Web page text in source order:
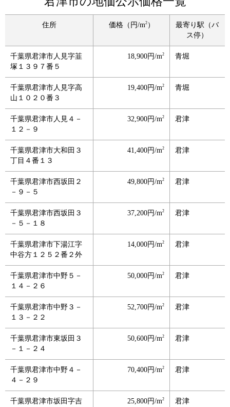
住所 価格（円/m2）
最寄り駅（バ
ス停）
千葉県君津市人見字韮
塚１３９７番５
18,900円/m2 青堀
千葉県君津市人見字高
山１０２０番３
19,400円/m2 青堀
千葉県君津市人見４－
１２－９
32,900円/m2 君津
千葉県君津市大和田３
丁目４番１３
41,400円/m2 君津
千葉県君津市西坂田２
－９－５
49,800円/m2 君津
千葉県君津市西坂田３
－５－１８
37,200円/m2 君津
千葉県君津市下湯江字
中谷方１２５２番２外
14,000円/m2 君津
千葉県君津市中野５－
１４－２６
50,000円/m2 君津
千葉県君津市中野３－
１３－２２
52,700円/m2 君津
千葉県君津市東坂田３
－１－２４
50,600円/m2 君津
千葉県君津市中野４－
４－２９
70,400円/m2 君津
千葉県君津市坂田字吉
25,800円/m2 君津